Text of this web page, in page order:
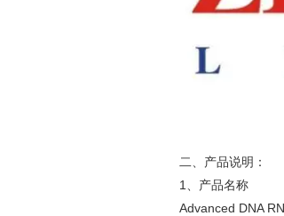
二、产品说明：
1、产品名称
Advanced DNA